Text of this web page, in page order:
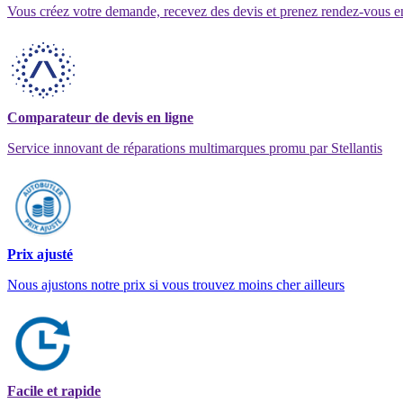
Vous créez votre demande, recevez des devis et prenez rendez-vous
Comparateur de devis en ligne
Service innovant de réparations multimarques promu par Stellantis
Prix ajusté
Nous ajustons notre prix si vous trouvez moins cher ailleurs
Facile et rapide